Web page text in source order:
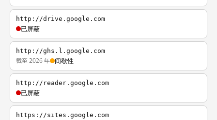
http://drive.google.com
已屏蔽
http://ghs.l.google.com
截至 2026 年 间歇性
http://reader.google.com
已屏蔽
https://sites.google.com